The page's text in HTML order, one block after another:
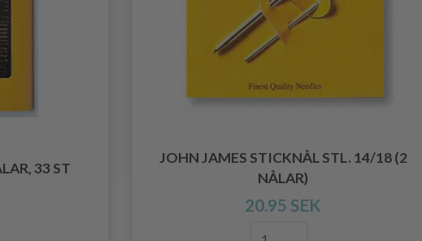
33 ST
JOHN JAMES STICKNÅL STL. 14/18 (2
NÅLAR)
20.95 SEK